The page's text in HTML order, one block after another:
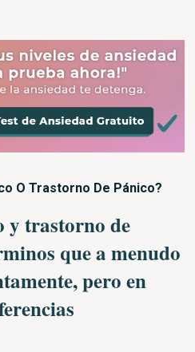
O Trastorno De Pánico?
y trastorno de
que a menudo
pero en